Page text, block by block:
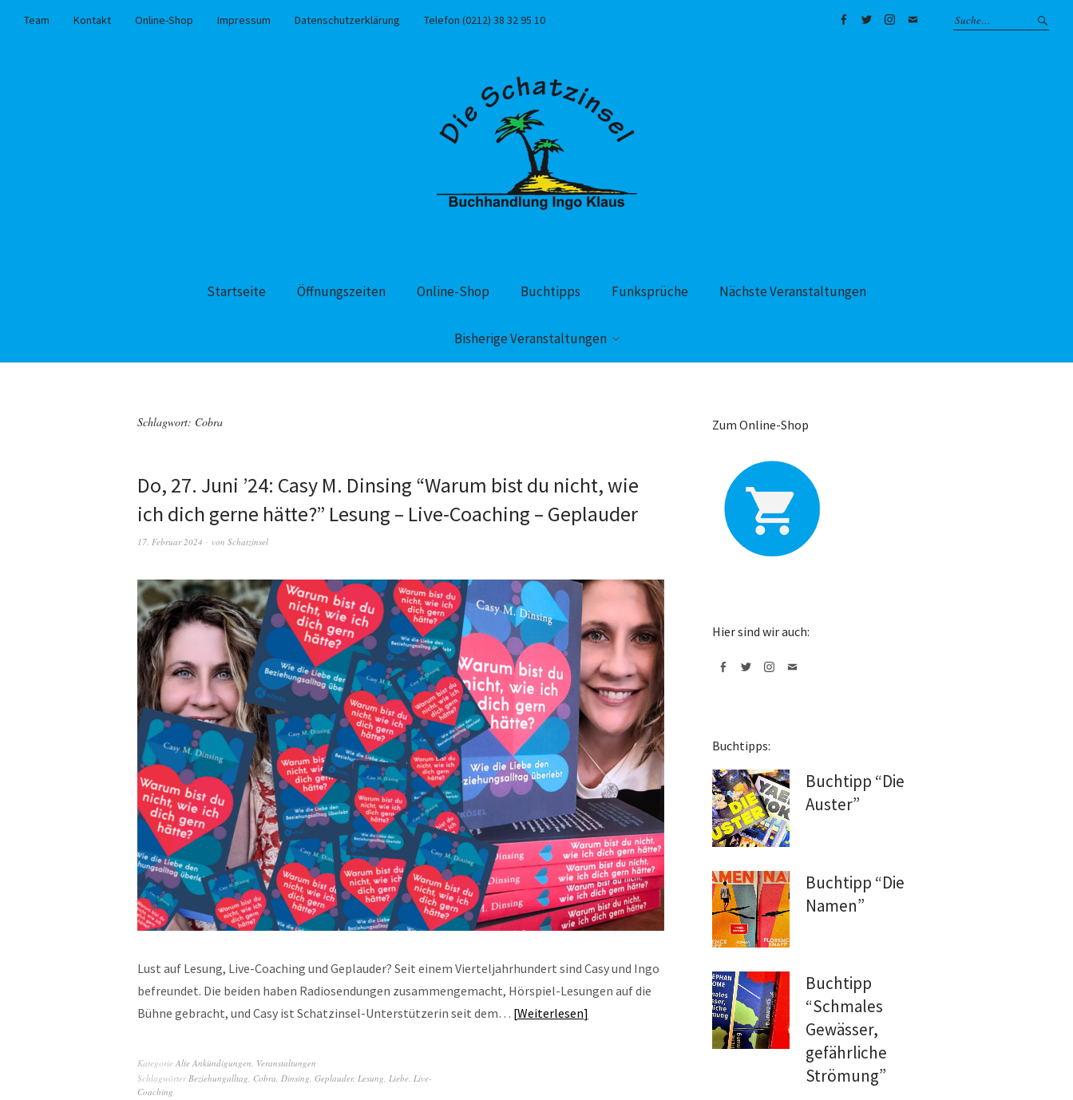
Team Kontakt Online-Shop Impressum Datenschutzerklärung
Telefon (0212) 38 32 95 10
Startseite Öffnungszeiten Online-Shop Buchtipps Funksprüche Nächste Veranstaltungen
Bisherige Veranstaltungen
Schlagwort: Cobra
Do, 27. Juni ’24: Casy M. Dinsing “Warum bist du nicht, wie
ich dich gerne hätte?” Lesung – Live-Coaching – Geplauder
17. Februar 2024 von Schatzinsel
Lust auf Lesung, Live-Coaching und Geplauder? Seit einem Vierteljahrhundert sind Casy und Ingo
befreundet. Die beiden haben Radiosendungen zusammengemacht, Hörspiel-Lesungen auf die
Bühne gebracht, und Casy ist Schatzinsel-Unterstützerin seit dem… Weiterlesen
Kategorie Alte Ankündigungen, Veranstaltungen
SchlagwörterBeziehungalltag, Cobra, Dinsing, Geplauder, Lesung, Liebe, Live-
Coaching
Zum Online-Shop
Hier sind wir auch:
Buchtipps:
Buchtipp “Die
Auster”
Buchtipp “Die
Namen”
Buchtipp
“Schmales
Gewässer,
gefährliche
Strömung”